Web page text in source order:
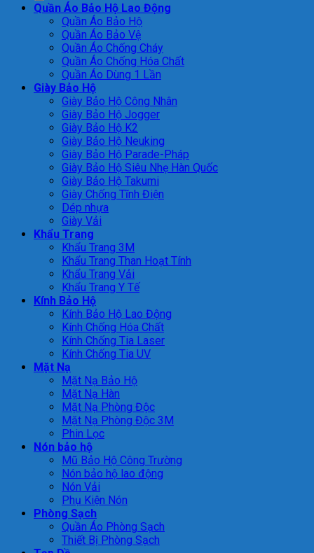
Quần Áo Bảo Hộ Lao Động
Quần Áo Bảo Hộ
Quần Áo Bảo Vệ
Quần Áo Chống Cháy
Quần Áo Chống Hóa Chất
Quần Áo Dùng 1 Lần
Giày Bảo Hộ
Giày Bảo Hộ Công Nhân
Giày Bảo Hộ Jogger
Giày Bảo Hộ K2
Giày Bảo Hộ Neuking
Giày Bảo Hộ Parade-Pháp
Giày Bảo Hộ Siêu Nhẹ Hàn Quốc
Giày Bảo Hộ Takumi
Giày Chống Tĩnh Điện
Dép nhựa
Giày Vải
Khẩu Trang
Khẩu Trang 3M
Khẩu Trang Than Hoạt Tính
Khẩu Trang Vải
Khẩu Trang Y Tế
Kính Bảo Hộ
Kính Bảo Hộ Lao Động
Kính Chống Hóa Chất
Kính Chống Tia Laser
Kính Chống Tia UV
Mặt Nạ
Mặt Nạ Bảo Hộ
Mặt Nạ Hàn
Mặt Nạ Phòng Độc
Mặt Nạ Phòng Độc 3M
Phin Lọc
Nón bảo hộ
Mũ Bảo Hộ Công Trường
Nón bảo hộ lao động
Nón Vải
Phụ Kiện Nón
Phòng Sạch
Quần Áo Phòng Sạch
Thiết Bị Phòng Sạch